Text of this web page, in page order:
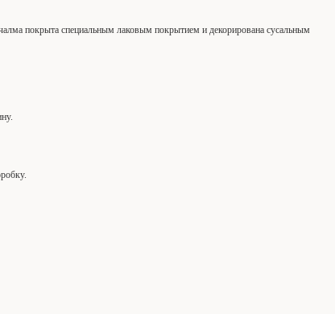
покрыта специальным лаковым покрытием и декорирована сусальным